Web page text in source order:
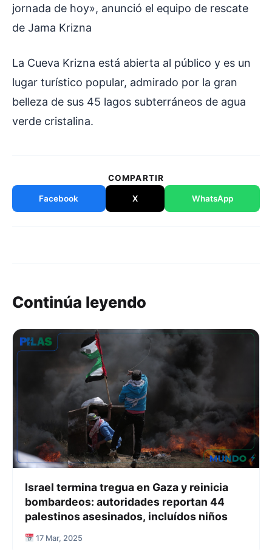
jornada de hoy», anunció el equipo de rescate
de Jama Krizna
La Cueva Krizna está abierta al público y es un
lugar turístico popular, admirado por la gran
belleza de sus 45 lagos subterráneos de agua
verde cristalina.
COMPARTIR
Facebook X WhatsApp
Continúa leyendo
Israel termina tregua en Gaza y reinicia
bombardeos: autoridades reportan 44
palestinos asesinados, incluídos niños
17 Mar, 2025